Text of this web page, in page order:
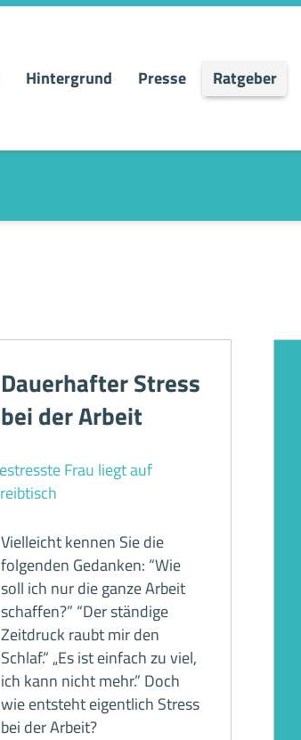
Hintergrund Presse Ratgeber
Dauerhafter Stress
bei der Arbeit
Vielleicht kennen Sie die
folgenden Gedanken: “Wie
soll ich nur die ganze Arbeit
schaffen?” “Der ständige
Zeitdruck raubt mir den
Schlaf.“ „Es ist einfach zu viel,
ich kann nicht mehr.” Doch
wie entsteht eigentlich Stress
bei der Arbeit?